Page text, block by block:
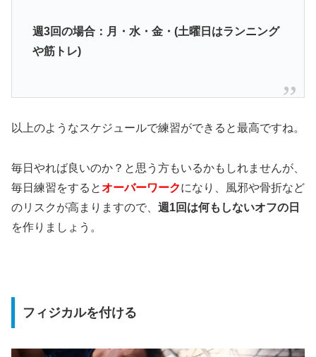
週3回の場合： 月・水・金・(土曜日はランニング
や筋トレ)
以上のようなスケジュールで練習ができると最高ですね。
毎日やれば良いのか？と思う方もいるかもしれませんが、
毎日練習をするとオーバーワークになり、風邪や骨折など
のリスクが高まりますので、 週1回は何もしないオフの日
を作りましょう。
フィジカルを付ける